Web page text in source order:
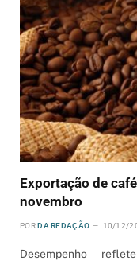
Exportação de
novembro
POR DA REDAÇÃO 10/12/
Desempenho